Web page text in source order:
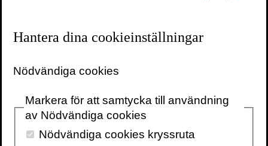
på pulsen. Å andra sidan skall man ha
särskilt på framtiden. Ni vet, vara den där
som inte låter vardagens små
irritationsmoment påverka det strategiska
fokuset, den där som har en vision om hur
världen ser ut om några år.
Hantera dina cookieinställningar
Nödvändiga cookies
Markera för att samtycka till användning
av Nödvändiga cookies
Nödvändiga cookies kryssruta